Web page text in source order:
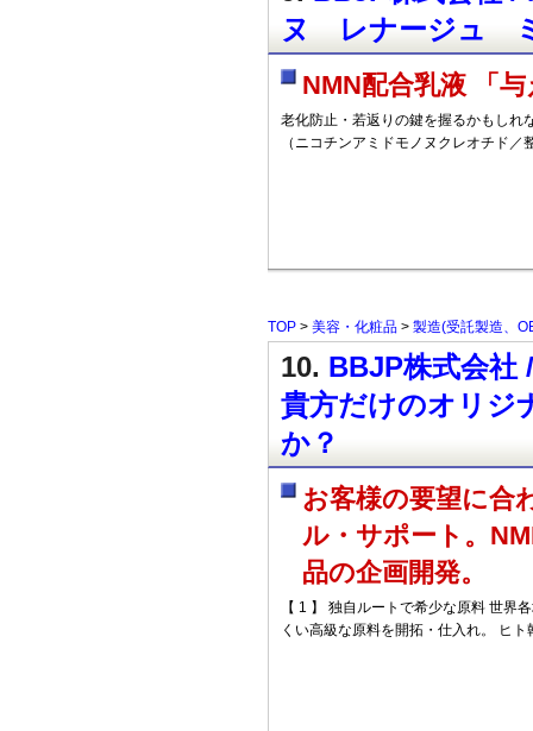
ヌ レナージュ
NMN配合乳液 「
老化防止・若返りの鍵を握るかもしれ
（ニコチンアミドモノヌクレオチド／
TOP > 美容・化粧品 > 製造(受託製造、
10. BBJP株式会社
貴方だけのオリジ
か？
お客様の要望に合
ル・サポート。
品の企画開発。
【 1 】 独自ルートで希少な原料 世界
くい高級な原料を開拓・仕入れ。 ヒト